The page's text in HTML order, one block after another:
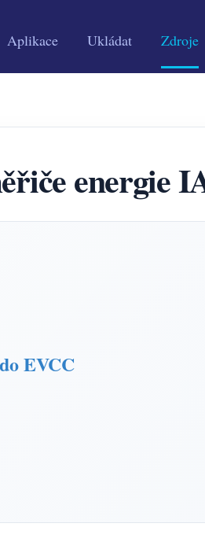
Aplikace Ukládat Zdroje
energie
EVCC